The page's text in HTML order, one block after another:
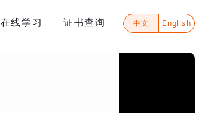
在线学习 证书查询 中文 English